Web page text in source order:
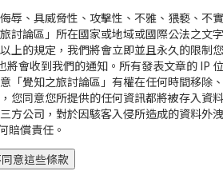
辱、具威脅性、攻擊性、不雅、猥褻、不
討論區」所在國家或地域或國際公法之文
上的規定，我們將會立即並且永久的限制
將會收到我們的通知。所有發表文章的 IP
「覺知之旅討論區」有權在任何時間移除
您同意您所提供的任何資訊都將被存入資
方公司，對於因駭客入侵所造成的資料外
賠償責任。